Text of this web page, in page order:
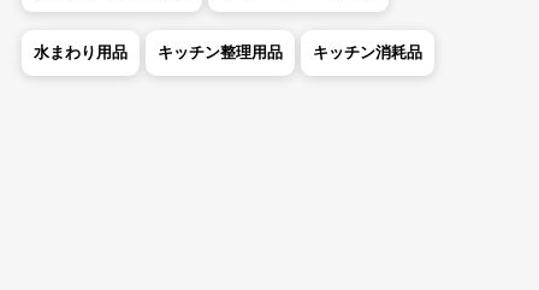
水まわり用品 キッチン整理用品 キッチン消耗品